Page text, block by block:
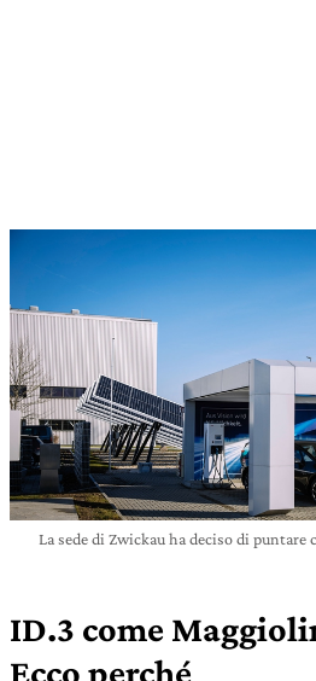
La sede di Zwickau ha deciso di
ID.3 come
Ecco perché